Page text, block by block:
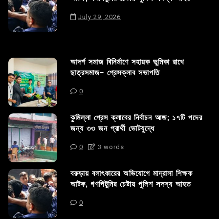
July 29, 2026
আদর্শ সমাজ বিনির্মাণে সহায়ক ভুমিকা রাখে
ছাত্রসমাজ- প্রেসক্লাব সভাপতি
0
কুমিল্লা প্রেস ক্লাবের নির্বাচন আজ; ১৭টি পদের
জন্য ৩৩ জন প্রার্থী ভোটযুদ্ধে
0 3 words
বরুড়ায় বলাৎকারের অভিযোগে মাদ্রাসা শিক্ষক
আটক, গণপিটুনির চেষ্টায় পুলিশ সদস্য আহত
0